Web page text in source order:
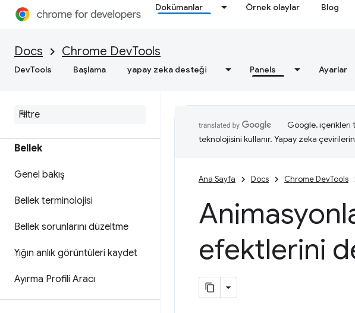
Dokümanlar Örnek olaylar Blog
Docs Chrome DevTools
DevTools Başlama yapay zeka desteği Panels Ayarlar
edin
Web hızını optimize etme
Bellek
Genel bakış
Bellek terminolojisi
Bellek sorunlarını düzeltme
Yığın anlık görüntüleri kaydet
Ayırma Profili Aracı
Google, içerikleri
teknolojisini kullanır. Yapay zeka
Ana Sayfa Docs Chrome DevTools
efektlerini